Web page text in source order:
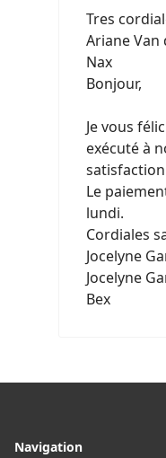
Tres
Ariane Van
Nax
Bonjour,
Je vous
exécuté à
Le
lundi.
Cordiales
Jocelyne
Jocelyne
Bex
Navigation